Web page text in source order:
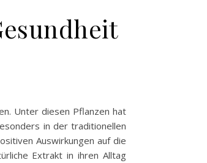
Unter diesen Pflanzen hat
in der traditionellen
Auswirkungen auf die
Extrakt in ihren Alltag